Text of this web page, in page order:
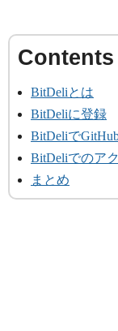
BitDeliとは
BitDeliに登録
BitDeliで
BitDeliでのア
まとめ